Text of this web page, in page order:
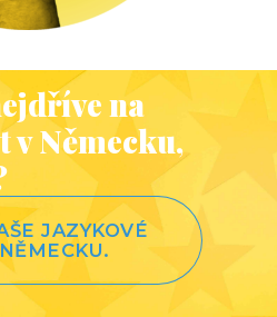
0
na
Německu,
JAZYKOVÉ